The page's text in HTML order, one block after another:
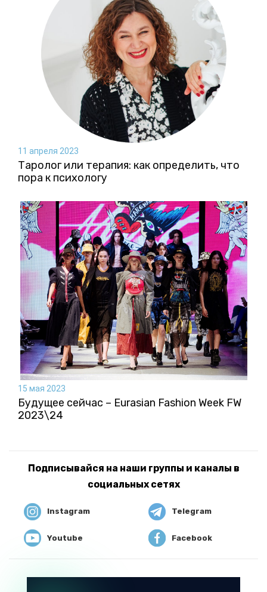
11 апреля 2023
Таролог или терапия: как определить, что
пора к психологу
15 мая 2023
Будущее сейчас – Eurasian Fashion Week FW
2023\24
Подписывайся на наши группы и каналы в
социальных сетях
Instagram Telegram
Youtube Facebook